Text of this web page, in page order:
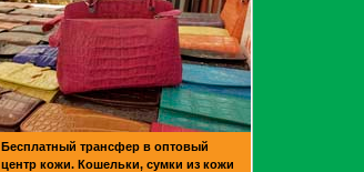
Бесплатный трансфер в оптовый
центр кожи. Кошельки, сумки из кожи